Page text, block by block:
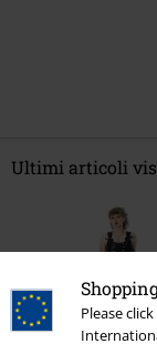
Please
Ultimi articoli